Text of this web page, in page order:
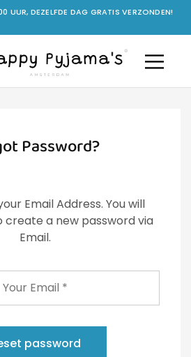
UUR, DEZELFDE DAG GRATIS VERZONDEN!
Password?
Email Address. You will
create a new password via
Email.
password